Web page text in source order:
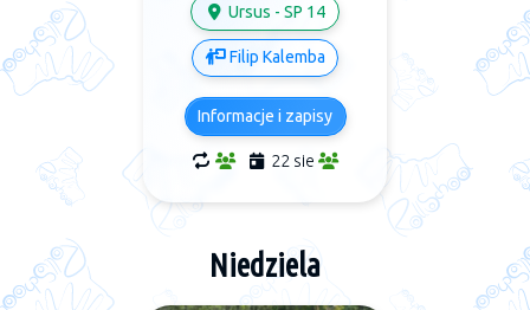
Ursus - SP 14
Filip Kalemba
Informacje i zapisy
22 sie
Niedziela